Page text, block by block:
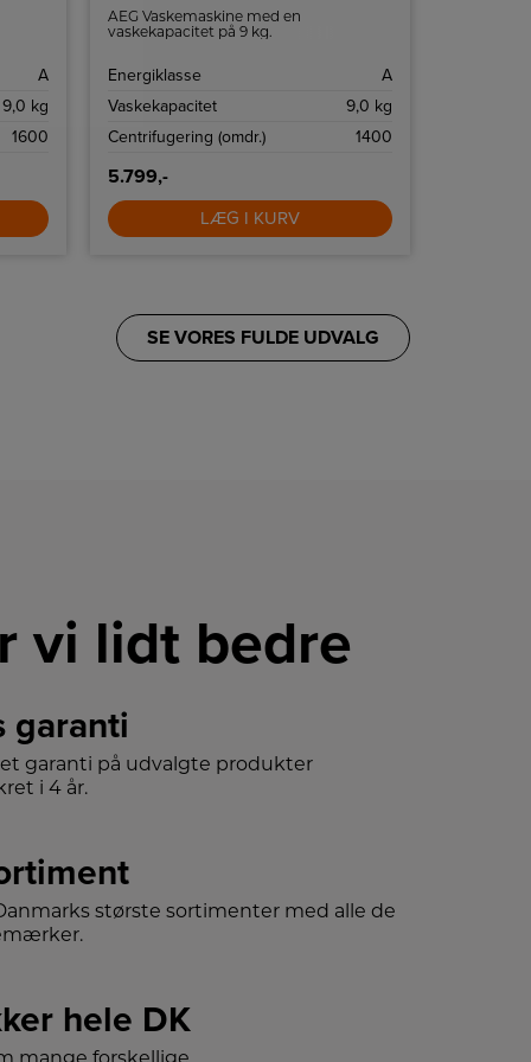
A
9,0 kg
1600
AEG Vaskemaskine med en
vaskekapacitet på 9 kg.
Energiklasse
A
Vaskekapacitet
9,0 kg
Centrifugering (omdr.)
1400
5.799,-
LÆG I KURV
SE VORES FULDE UDVALG
vi lidt bedre
garanti
garanti på udvalgte produkter
i 4 år.
største sortimenter med alle de
hele DK